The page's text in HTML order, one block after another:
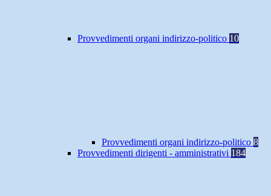
Provvedimenti organi indirizzo-politico 10
Provvedimenti organi indirizzo-politico 8
Provvedimenti dirigenti - amministrativi 184